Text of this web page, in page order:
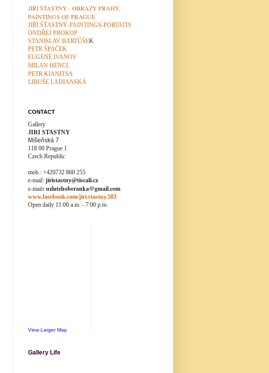
JIŘÍ ŠŤASTNÝ - OBRAZY PRAHY,
PAINTINGS OF PRAGUE
JIŘÍ ŠŤASTNÝ-PAINTINGS-PORTAITS
ONDŘEJ PROKOP
STANISLAV BARTŮŠEK
PETR ŠPAČEK
EUGENE IVANOV
MILAN HENCL
PETR KIANITSA
LIBUŠE LADIANSKÁ
CONTACT
Gallery
JIRI STASTNY
Míšeňská 7
118 00 Prague 1
Czech Republic
mob.: +420732 860 255
e-mail: jiristastny@tiscali.cz
e-mail: uzlatehoberanka@gmail.com
www.facebook.com/jiri.stastny.503
Open daily 11:00 a.m. - 7:00 p.m.
View Larger Map
Gallery Life